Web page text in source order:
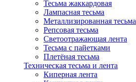
Тесьма жаккардовая
Лампасная тесьма
Металлизированная тесьма
Репсовая тесьма
Светоотражающая лента
Тесьма с пайетками
Плетёная тесьма
Техническая тесьма и лента
Киперная лента